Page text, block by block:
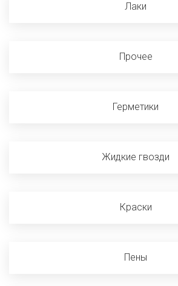
Лаки
Прочее
Герметики
Жидкие гвозди
Краски
Пены